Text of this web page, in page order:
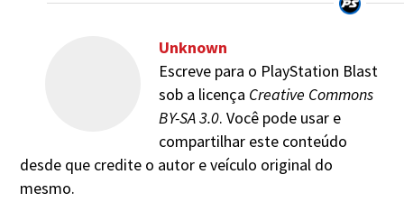
Unknown
Escreve para o PlayStation Blast
sob a licença Creative Commons
BY-SA 3.0. Você pode usar e
compartilhar este conteúdo
desde que credite o autor e veículo original do
mesmo.